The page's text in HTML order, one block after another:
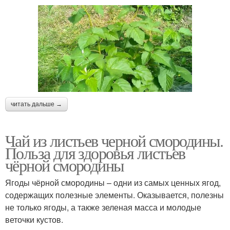
читать дальше →
Чай из листьев черной смородины.
Польза для здоровья листьев
чёрной смородины
Ягоды чёрной смородины – одни из самых ценных ягод,
содержащих полезные элементы. Оказывается, полезны
не только ягоды, а также зеленая масса и молодые
веточки кустов.